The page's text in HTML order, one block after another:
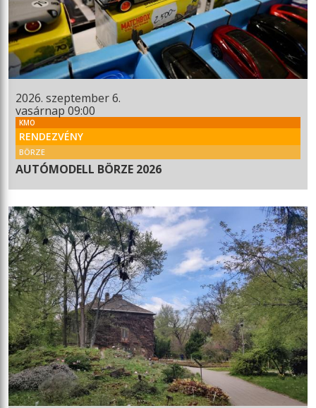
2026. szeptember 6.
vasárnap 09:00
KMO
RENDEZVÉNY
BÖRZE
AUTÓMODELL BÖRZE 2026